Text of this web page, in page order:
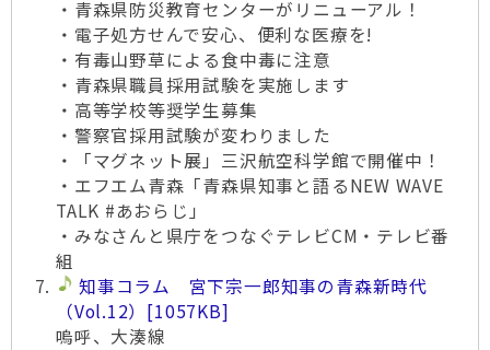
・青森県防災教育センターがリニューアル！
・電子処方せんで安心、便利な医療を!
・有毒山野草による食中毒に注意
・青森県職員採用試験を実施します
・高等学校等奨学生募集
・警察官採用試験が変わりました
・「マグネット展」三沢航空科学館で開催中！
・エフエム青森「青森県知事と語るNEW WAVE
TALK #あおらじ」
・みなさんと県庁をつなぐテレビCM・テレビ番
組
知事コラム 宮下宗一郎知事の青森新時代
（Vol.12） [1057KB]
嗚呼、大湊線